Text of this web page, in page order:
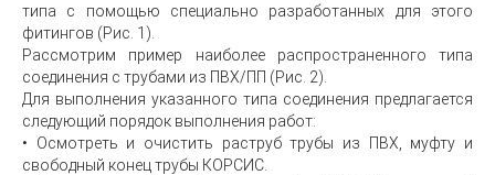
типа с помощью специально разработанных для этого
фитингов (Рис. 1).
Рассмотрим пример наиболее распространенного типа
соединения с трубами из ПВХ/ПП (Рис. 2).
Для выполнения указанного типа соединения предлагается
следующий порядок выполнения работ:
• Осмотреть и очистить раструб трубы из ПВХ, муфту и
свободный конец трубы КОРСИС.